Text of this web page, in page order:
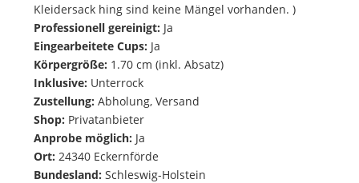
Kleidersack hing sind keine Mängel vorhanden. )
Professionell gereinigt: Ja
Eingearbeitete Cups: Ja
Körpergröße: 1.70 cm (inkl. Absatz)
Inklusive: Unterrock
Zustellung:Abholung, Versand
Shop: Privatanbieter
Anprobe möglich: Ja
Ort:24340 Eckernförde
Bundesland:Schleswig-Holstein